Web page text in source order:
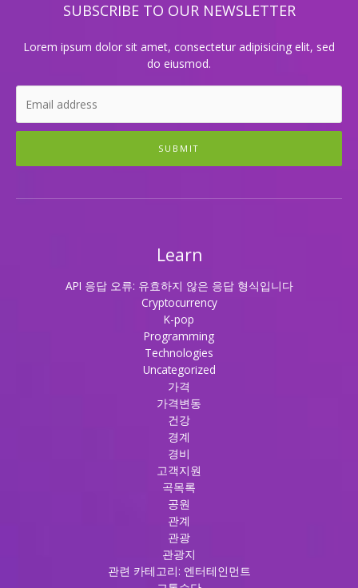
SUBSCRIBE TO OUR NEWSLETTER
Lorem ipsum dolor sit amet, consectetur adipisicing elit, sed
do eiusmod.
SUBMIT
Learn
API 응답 오류: 유효하지 않은 응답 형식입니다
Cryptocurrency
K-pop
Programming
Technologies
Uncategorized
가격
가격변동
건강
경계
경비
고객지원
곡목록
공원
관계
관광
관광지
관련 카테고리: 엔터테인먼트